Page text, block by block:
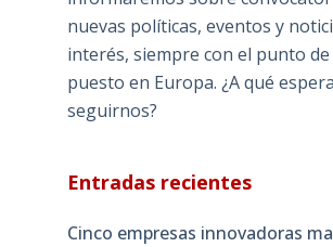
nuevas políticas, eventos y
interés, siempre con el punto
puesto en Europa. ¿A qué
seguirnos?
Entradas recientes
Cinco empresas innovadoras